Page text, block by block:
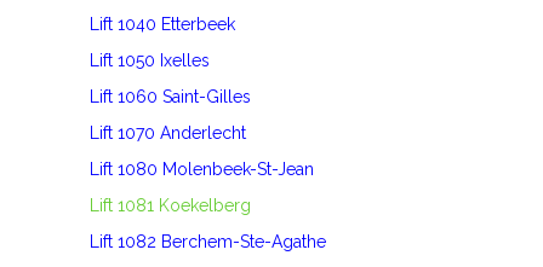
Lift 1040 Etterbeek
Lift 1050 Ixelles
Lift 1060 Saint-Gilles
Lift 1070 Anderlecht
Lift 1080 Molenbeek-St-Jean
Lift 1081 Koekelberg
Lift 1082 Berchem-Ste-Agathe